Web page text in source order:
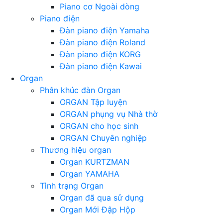
Piano cơ Ngoài dòng
Piano điện
Đàn piano điện Yamaha
Đàn piano điện Roland
Đàn piano điện KORG
Đàn piano điện Kawai
Organ
Phân khúc đàn Organ
ORGAN Tập luyện
ORGAN phụng vụ Nhà thờ
ORGAN cho học sinh
ORGAN Chuyên nghiệp
Thương hiệu organ
Organ KURTZMAN
Organ YAMAHA
Tình trạng Organ
Organ đã qua sử dụng
Organ Mới Đập Hộp